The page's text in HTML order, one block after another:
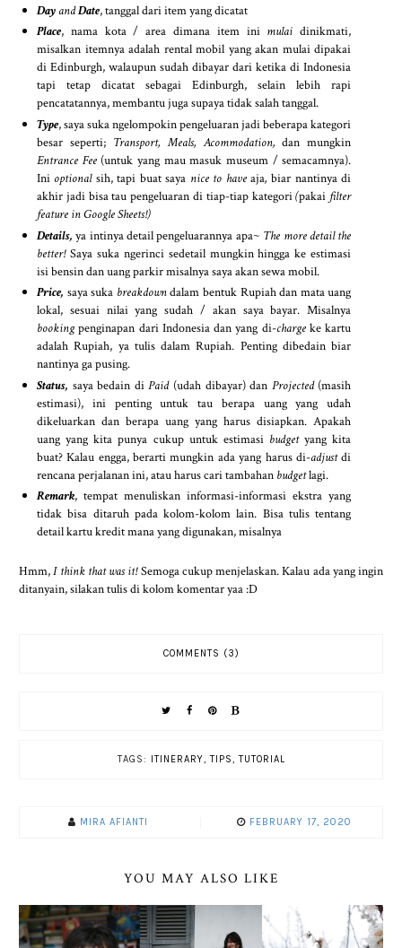
DayandDate, tanggal dari item yang dicatat
Place, nama kota / area dimana item ini mulai dinikmati,
misalkan itemnya adalah rental mobil yang akan mulai dipakai
di Edinburgh, walaupun sudah dibayar dari ketika di Indonesia
tapi tetap dicatat sebagai Edinburgh, selain lebih rapi
pencatatannya, membantu juga supaya tidak salah tanggal.
Type, saya suka ngelompokin pengeluaran jadi beberapa kategori
besar seperti; Transport, Meals, Acommodation, dan mungkin
Entrance Fee(untuk yang mau masuk museum / semacamnya).
Ini optionalsih, tapi buat saya nice to have aja,biar nantinya di
akhir jadi bisa tau pengeluaran di tiap-tiap kategori(pakai filter
feature in Google Sheets!)
Details,ya intinya detail pengeluarannya apa~ The more detail the
better! Saya suka ngerinci sedetail mungkin hingga ke estimasi
isi bensin dan uang parkir misalnya saya akan sewa mobil.
Price, saya suka breakdowndalam bentuk Rupiah dan mata uang
lokal, sesuai nilai yang sudah / akan saya bayar. Misalnya
bookingpenginapan dari Indonesia dan yang di-chargeke kartu
adalah Rupiah, ya tulis dalam Rupiah. Penting dibedain biar
nantinya ga pusing.
Status, saya bedain diPaid(udah dibayar) dan Projected(masih
estimasi), ini penting untuk tau berapa uang yang udah
dikeluarkan dan berapa uang yang harus disiapkan. Apakah
uang yang kita punya cukup untuk estimasi budgetyang kita
buat? Kalau engga, berarti mungkin ada yang harus di-adjustdi
rencana perjalanan ini, atau harus cari tambahan budgetlagi.
Remark, tempat menuliskan informasi-informasi ekstra yang
tidak bisa ditaruh pada kolom-kolom lain. Bisa tulis tentang
detail kartu kredit mana yang digunakan, misalnya
Hmm,I think that was it!Semoga cukup menjelaskan.Kalau ada yang ingin
ditanyain, silakan tulis di kolom komentar yaa :D
COMMENTS (3)
TAGS: ITINERARY,TIPS,TUTORIAL
MIRA AFIANTI FEBRUARY 17, 2020
YOU MAY ALSO LIKE